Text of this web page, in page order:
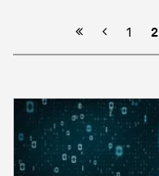
Vorherige
1 2